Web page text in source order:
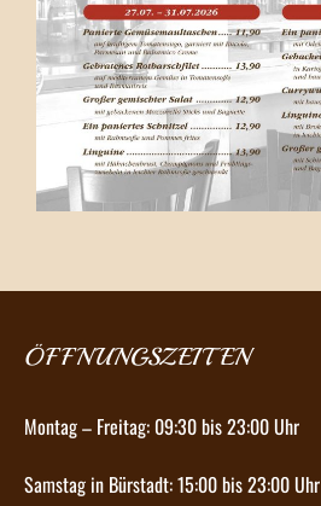
ÖFFNUNGSZEITEN
Montag – Freitag: 09:30 bis 23:00 Uhr
Samstag in Bürstadt: 15:00 bis 23:00 Uhr